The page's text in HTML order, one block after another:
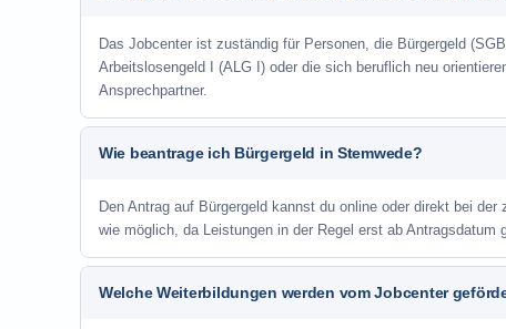
Das Jobcenter ist zuständig für Personen, die Bürgergeld
Arbeitslosengeld I (ALG I) oder die sich beruflich neu
Ansprechpartner.
Wie beantrage ich Bürgergeld in Stemwede?
Den Antrag auf Bürgergeld kannst du online oder direkt bei
wie möglich, da Leistungen in der Regel erst ab Antragsdatum
Welche Weiterbildungen werden vom Jobcenter